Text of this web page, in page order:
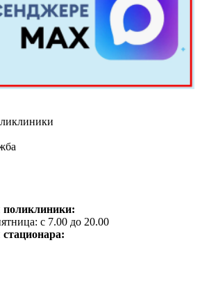
с 7.00 до 20.00